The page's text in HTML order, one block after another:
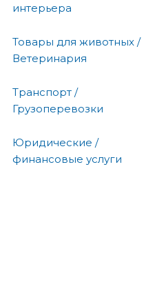
интерьера
Товары для животных /
Ветеринария
Транспорт /
Грузоперевозки
Юридические /
финансовые услуги